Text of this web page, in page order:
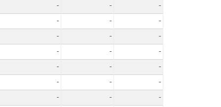
- -
-
- -
-
- -
-
- -
-
- -
-
- -
-
- -
-